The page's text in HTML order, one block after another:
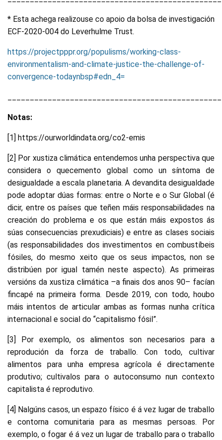
* Esta achega realizouse co apoio da bolsa de investigación
ECF-2020-004 do Leverhulme Trust.
https://projectpppr.org/populisms/working-class-
environmentalism-and-climate-justice-the-challenge-of-
convergence-todaynbsp#edn_4=
Notas:
[1] https://ourworldindata.org/co2-emis
[2] Por xustiza climática entendemos unha perspectiva que
considera o quecemento global como un síntoma de
desigualdade a escala planetaria. A devandita desigualdade
pode adoptar dúas formas: entre o Norte e o Sur Global (é
dicir, entre os países que teñen máis responsabilidades na
creación do problema e os que están máis expostos ás
súas consecuencias prexudiciais) e entre as clases sociais
(as responsabilidades dos investimentos en combustíbeis
fósiles, do mesmo xeito que os seus impactos, non se
distribúen por igual tamén neste aspecto). As primeiras
versións da xustiza climática –a finais dos anos 90– facían
fincapé na primeira forma. Desde 2019, con todo, houbo
máis intentos de articular ambas as formas nunha crítica
internacional e social do “capitalismo fósil”.
[3] Por exemplo, os alimentos son necesarios para a
reprodución da forza de traballo. Con todo, cultivar
alimentos para unha empresa agrícola é directamente
produtivo; cultivalos para o autoconsumo nun contexto
capitalista é reprodutivo.
[4] Nalgúns casos, un espazo físico é á vez lugar de traballo
e contorna comunitaria para as mesmas persoas. Por
exemplo, o fogar é á vez un lugar de traballo para o traballo